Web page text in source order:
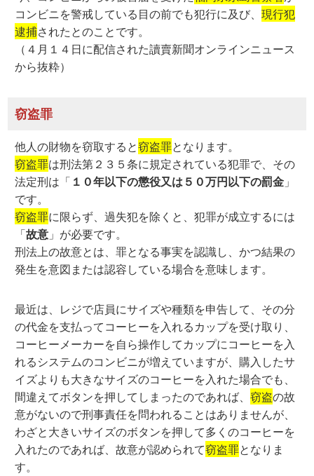
コンビニを警戒している目の前でも犯行に及び、現行犯
逮捕されたとのことです。
（４月１４日に配信された讀賣新聞オンラインニュース
から抜粋）
窃盗罪
他人の財物を窃取すると窃盗罪となります。
窃盗罪は刑法第２３５条に規定されている犯罪で、その
法定刑は「 １０年以下の懲役又は５０万円以下の罰金 」
です。
窃盗罪に限らず、過失犯を除くと、犯罪が成立するには
「故意 」が必要です。
刑法上の故意とは、罪となる事実を認識し、かつ結果の
発生を意図または認容している場合を意味します。
最近は、レジで店員にサイズや種類を申告して、その分
の代金を支払ってコーヒーを入れるカップを受け取り、
コーヒーメーカーを自ら操作してカップにコーヒーを入
れるシステムのコンビニが増えていますが、購入したサ
イズよりも大きなサイズのコーヒーを入れた場合でも、
間違えてボタンを押してしまったのであれば、窃盗の故
意がないので刑事責任を問われることはありませんが、
わざと大きいサイズのボタンを押して多くのコーヒーを
入れたのであれば、故意が認められて窃盗罪となりま
す。